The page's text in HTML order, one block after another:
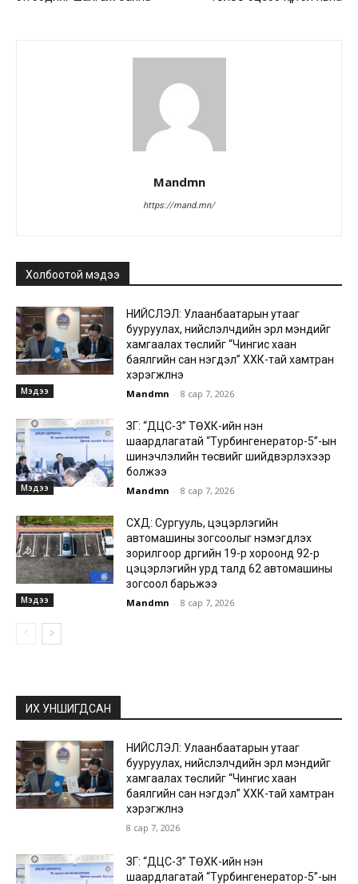
Mandmn
https://mand.mn/
Холбоотой мэдээ
Мэдээ
НИЙСЛЭЛ: Улаанбаатарын утааг
бууруулах, нийслэлчүүдийн эрүүл мэндийг
хамгаалах төслийг “Чингис хаан
баялгийн сан нэгдэл” ХХК-тай хамтран
хэрэгжүүлнэ
Mandmn - 8 сар 7, 2026
Мэдээ
ЗГ: “ДЦС-3” ТӨХК-ийн нэн
шаардлагатай “Турбингенератор-5”-ын
шинэчлэлийн төсвийг шийдвэрлэхээр
болжээ
Mandmn - 8 сар 7, 2026
Мэдээ
СХД: Сургууль, цэцэрлэгийн
автомашины зогсоолыг нэмэгдүүлэх
зорилгоор дүүргийн 19-р хороонд 92-р
цэцэрлэгийн урд талд 62 автомашины
зогсоол барьжээ
Mandmn - 8 сар 7, 2026
ИХ УНШИГДСАН
НИЙСЛЭЛ: Улаанбаатарын утааг
бууруулах, нийслэлчүүдийн эрүүл мэндийг
хамгаалах төслийг “Чингис хаан
баялгийн сан нэгдэл” ХХК-тай хамтран
хэрэгжүүлнэ
8 сар 7, 2026
ЗГ: “ДЦС-3” ТӨХК-ийн нэн
шаардлагатай “Турбингенератор-5”-ын